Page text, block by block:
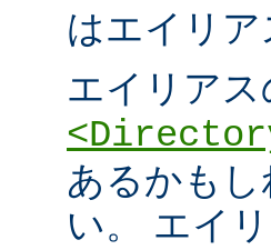
はエイリ
エイリアス
あるかも
い。 エイ